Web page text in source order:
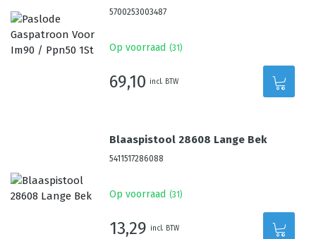
5700253003487
Op voorraad (31 )
69,10 incl. BTW
Blaaspistool 28608 Lange Bek
5411517286088
Op voorraad (31 )
13,29 incl. BTW